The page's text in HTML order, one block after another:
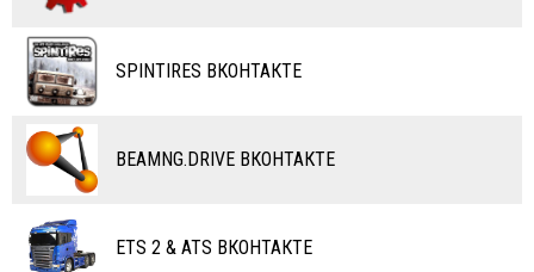
ВЕЛОСИПЕДЫ
ТАНКИ
ПОЕЗДА
ВОДНЫЙ ТРАНСПОРТ
САМОЛЕТЫ
ТЮНИНГ
КАРТЫ SPINTIRES ВКОНТАКТЕ
BEAMNG.DRIVE ВКОНТАКТЕ
ETS 2 & ATS ВКОНТАКТЕ